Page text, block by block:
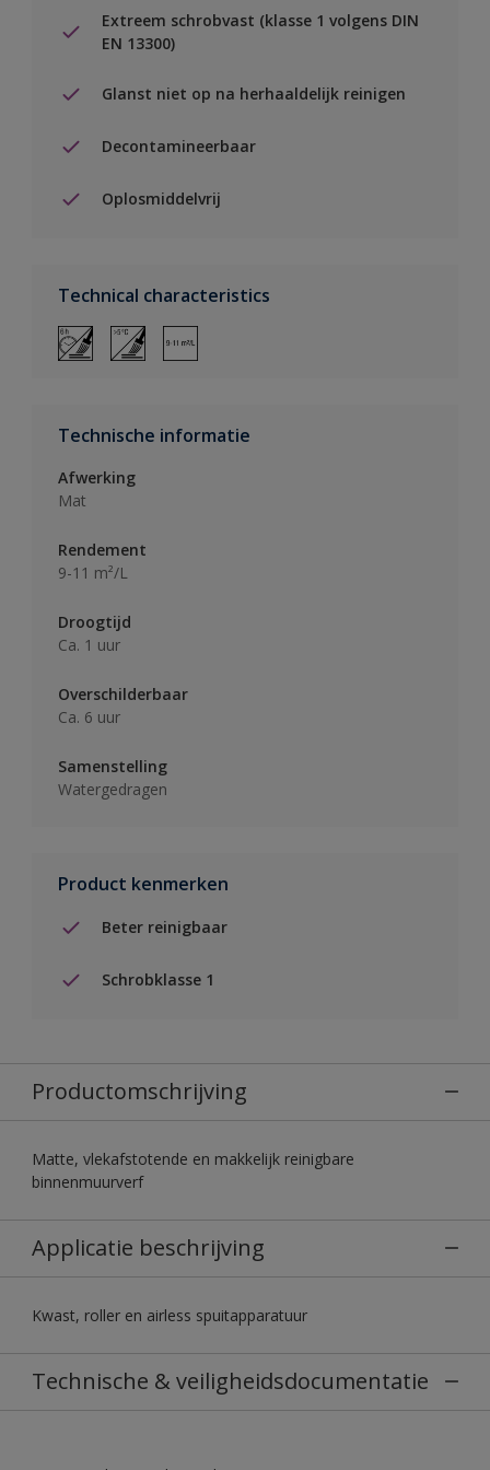
Extreem schrobvast (klasse 1 volgens DIN
EN 13300)
Glanst niet op na herhaaldelijk reinigen
Decontamineerbaar
Oplosmiddelvrij
Technical characteristics
Technische informatie
Afwerking
Mat
Rendement
9-11 m²/L
Droogtijd
Ca. 1 uur
Overschilderbaar
Ca. 6 uur
Samenstelling
Watergedragen
Product kenmerken
Beter reinigbaar
Schrobklasse 1
Productomschrijving
Matte, vlekafstotende en makkelijk reinigbare
binnenmuurverf
Applicatie beschrijving
Kwast, roller en airless spuitapparatuur
Technische & veiligheidsdocumentatie